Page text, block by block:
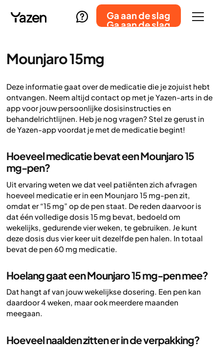
Ga aan de slag
Ga aan de slag
Mounjaro 15mg
Deze informatie gaat over de medicatie die je zojuist hebt
ontvangen. Neem altijd contact op met je Yazen-arts in de
app voor jouw persoonlijke dosisinstructies en
behandelrichtlijnen. Heb je nog vragen? Stel ze gerust in
de Yazen-app voordat je met de medicatie begint!
Hoeveel medicatie bevat een Mounjaro 15
mg-pen?
Uit ervaring weten we dat veel patiënten zich afvragen
hoeveel medicatie er in een Mounjaro 15 mg-pen zit,
omdat er “15 mg” op de pen staat. De reden daarvoor is
dat één volledige dosis 15 mg bevat, bedoeld om
wekelijks, gedurende vier weken, te gebruiken. Je kunt
deze dosis dus vier keer uit dezelfde pen halen. In totaal
bevat de pen 60 mg medicatie.
Hoelang gaat een Mounjaro 15 mg-pen mee?
Dat hangt af van jouw wekelijkse dosering. Een pen kan
daardoor 4 weken, maar ook meerdere maanden
meegaan.
Hoeveel naalden zitten er in de verpakking?